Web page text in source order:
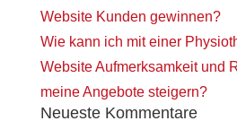
Website Kunden gewinnen?
Wie kann ich mit einer
Website Aufmerksamkeit und
meine Angebote steigern?
Neueste Kommentare